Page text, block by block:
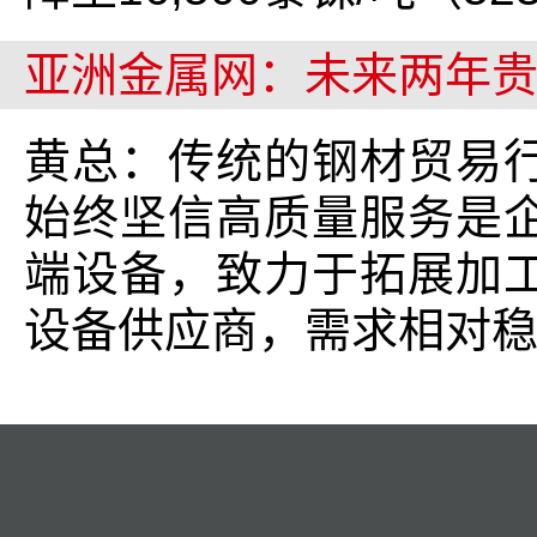
亚洲金属网：未来两年
黄总：传统的钢材贸易
始终坚信高质量服务是
端设备，致力于拓展加
设备供应商，需求相对